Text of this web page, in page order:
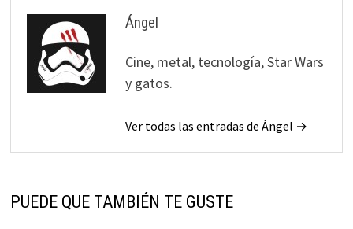
Ángel
Cine, metal, tecnología, Star Wars
y gatos.
Ver todas las entradas de Ángel →
PUEDE QUE TAMBIÉN TE GUSTE